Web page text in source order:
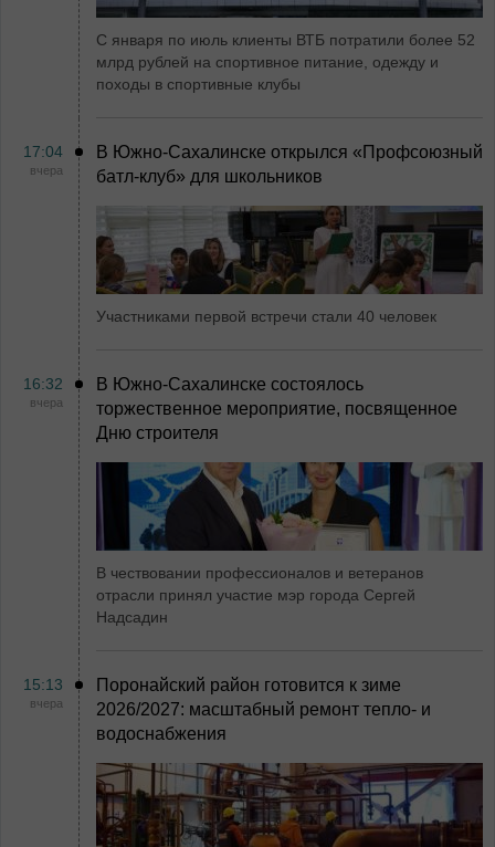
С января по июль клиенты ВТБ потратили более 52
млрд рублей на спортивное питание, одежду и
походы в спортивные клубы
17:04
вчера
В Южно-Сахалинске открылся «Профсоюзный
батл-клуб» для школьников
Участниками первой встречи стали 40 человек
16:32
вчера
В Южно-Сахалинске состоялось
торжественное мероприятие, посвященное
Дню строителя
В чествовании профессионалов и ветеранов
отрасли принял участие мэр города Сергей
Надсадин
15:13
вчера
Поронайский район готовится к зиме
2026/2027: масштабный ремонт тепло- и
водоснабжения